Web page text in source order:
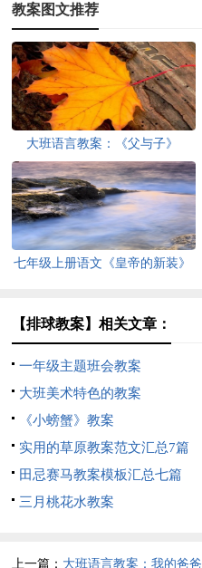
教案图文推荐
大班语言教案：《父与子》
七年级上册语文《皇帝的新装》
【排球教案】相关文章：
一年级主题班会教案
大班美术特色的教案
《小螃蟹》教案
实用的草原教案范文汇总7篇
田忌赛马教案模板汇总七篇
三月桃花水教案
上一篇： 大班语言教案：我的爸爸